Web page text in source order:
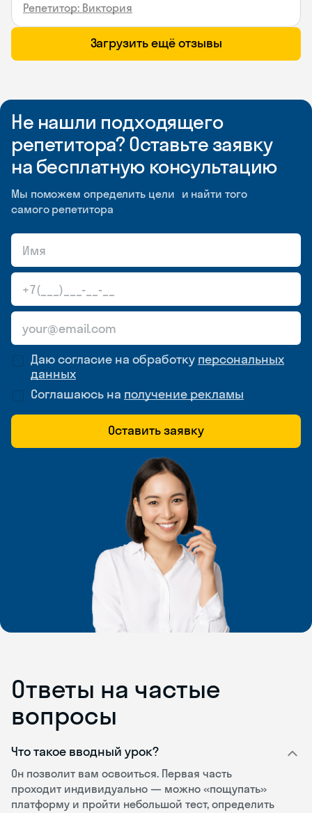
Репетитор: Виктория
Загрузить ещё отзывы
Не нашли подходящего
репетитора? Оставьте заявку
на бесплатную консультацию
Мы поможем определить цели и найти того
самого репетитора
Даю согласие на обработку персональных
данных
Соглашаюсь на получение рекламы
Оставить заявку
Ответы на частые
вопросы
Что такое вводный урок?
Он позволит вам освоиться. Первая часть
проходит индивидуально — можно «пощупать»
платформу и пройти небольшой тест, определить